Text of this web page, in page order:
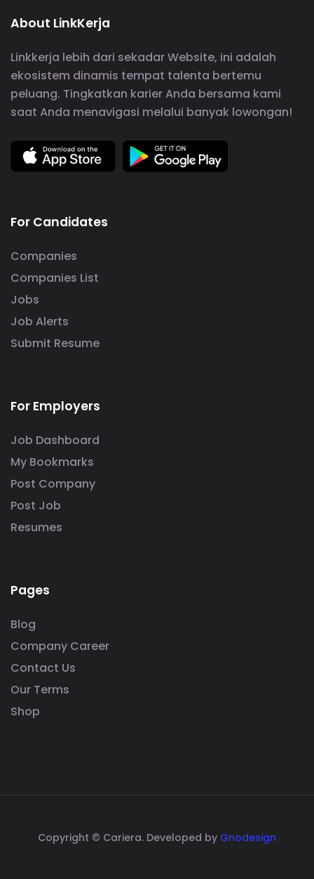
About LinkKerja
Linkkerja lebih dari sekadar Website, ini adalah
ekosistem dinamis tempat talenta bertemu
peluang. Tingkatkan karier Anda bersama kami
saat Anda menavigasi melalui banyak lowongan!
For Candidates
Companies
Companies List
Jobs
Job Alerts
Submit Resume
For Employers
Job Dashboard
My Bookmarks
Post Company
Post Job
Resumes
Pages
Blog
Company Career
Contact Us
Our Terms
Shop
Copyright © Cariera. Developed by Gnodesign